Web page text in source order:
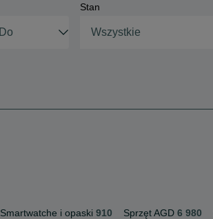
Stan
Wszystkie
Smartwatche i opaski 910 Sprzęt AGD 6 980